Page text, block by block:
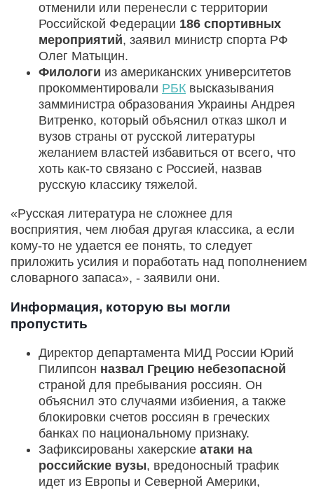
отменили или перенесли с территории
Российской Федерации 186 спортивных
мероприятий, заявил министр спорта РФ
Олег Матыцин.
Филологи из американских университетов
прокомментировали РБК высказывания
замминистра образования Украины Андрея
Витренко, который объяснил отказ школ и
вузов страны от русской литературы
желанием властей избавиться от всего, что
хоть как-то связано с Россией, назвав
русскую классику тяжелой.
«Русская литература не сложнее для
восприятия, чем любая другая классика, а если
кому-то не удается ее понять, то следует
приложить усилия и поработать над пополнением
словарного запаса», - заявили они.
Информация, которую вы могли
пропустить
Директор департамента МИД России Юрий
Пилипсон назвал Грецию небезопасной
страной для пребывания россиян. Он
объяснил это случаями избиения, а также
блокировки счетов россиян в греческих
банках по национальному признаку.
Зафиксированы хакерские атаки на
российские вузы, вредоносный трафик
идет из Европы и Северной Америки,